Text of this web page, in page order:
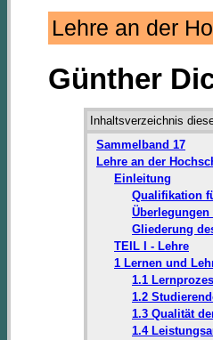
Lehre an der
Günther
Inhaltsverzeichnis
Sammelband 17
Lehre an der
Einleitung
Qualifikation
Gliederung
TEIL I - Lehre
1 Lernen und
1.1
1.2
1.3 Qualität
1.4